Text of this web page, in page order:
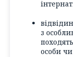
з
особи